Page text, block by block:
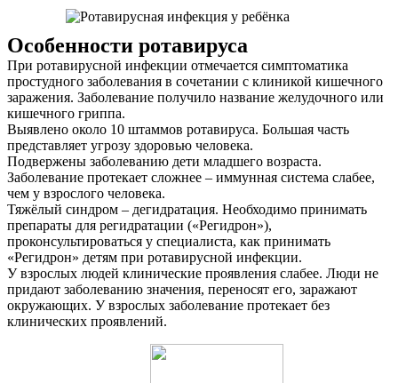
Особенности ротавируса
При ротавирусной инфекции отмечается симптоматика
простудного заболевания в сочетании с клиникой кишечного
заражения. Заболевание получило название желудочного или
кишечного гриппа.
Выявлено около 10 штаммов ротавируса. Большая часть
представляет угрозу здоровью человека.
Подвержены заболеванию дети младшего возраста.
Заболевание протекает сложнее – иммунная система слабее,
чем у взрослого человека.
Тяжёлый синдром – дегидратация. Необходимо принимать
препараты для регидратации («Регидрон»),
проконсультироваться у специалиста, как принимать
«Регидрон» детям при ротавирусной инфекции.
У взрослых людей клинические проявления слабее. Люди не
придают заболеванию значения, переносят его, заражают
окружающих. У взрослых заболевание протекает без
клинических проявлений.